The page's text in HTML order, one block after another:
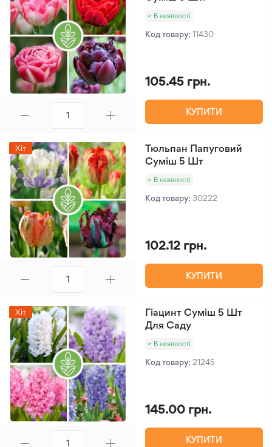
В наявності
Код товару: 11430
105.45 грн.
КУПИТИ
Хіт
Тюльпан Папуговий
Суміш 5 Шт
В наявності
Код товару: 30222
102.12 грн.
КУПИТИ
Хіт
Гіацинт Суміш 5 Шт
Для Саду
В наявності
Код товару: 21245
145.00 грн.
КУПИТИ